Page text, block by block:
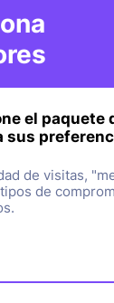
el paquete
sus
de visitas,
de